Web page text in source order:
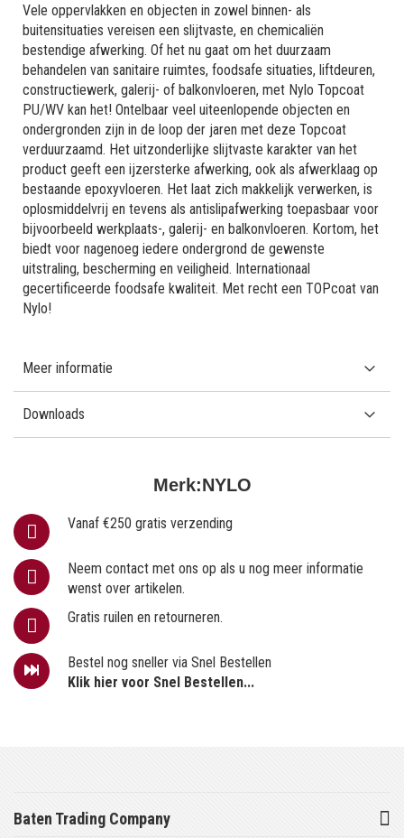
Merk:NYLO
Vanaf €250 gratis verzending
Neem contact met ons op als u nog meer informatie
wenst over artikelen.
Gratis ruilen en retourneren.
Bestel nog sneller via Snel Bestellen
Klik hier voor Snel Bestellen...
Vele oppervlakken en objecten in zowel binnen- als
buitensituaties vereisen een slijtvaste, en chemicaliën
bestendige afwerking. Of het nu gaat om het duurzaam
behandelen van sanitaire ruimtes, foodsafe situaties, liftdeuren,
constructiewerk, galerij- of balkonvloeren, met Nylo Topcoat
PU/WV kan het! Ontelbaar veel uiteenlopende objecten en
ondergronden zijn in de loop der jaren met deze Topcoat
verduurzaamd. Het uitzonderlijke slijtvaste karakter van het
product geeft een ijzersterke afwerking, ook als afwerklaag op
bestaande epoxyvloeren. Het laat zich makkelijk verwerken, is
oplosmiddelvrij en tevens als antislipafwerking toepasbaar voor
bijvoorbeeld werkplaats-, galerij- en balkonvloeren. Kortom, het
biedt voor nagenoeg iedere ondergrond de gewenste
uitstraling, bescherming en veiligheid. Internationaal
gecertificeerde foodsafe kwaliteit. Met recht een TOPcoat van
Nylo!
Meer informatie
Downloads
Baten Trading Company